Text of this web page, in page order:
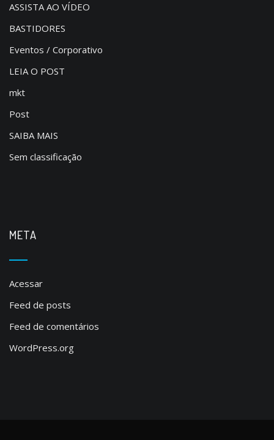
ASSISTA AO VÍDEO
BASTIDORES
Eventos / Corporativo
LEIA O POST
mkt
Post
SAIBA MAIS
Sem classificação
META
Acessar
Feed de posts
Feed de comentários
WordPress.org